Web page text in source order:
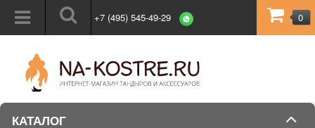
+7 (495) 545-49-29 0
КАТАЛОГ